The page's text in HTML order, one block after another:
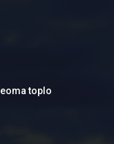
toplo